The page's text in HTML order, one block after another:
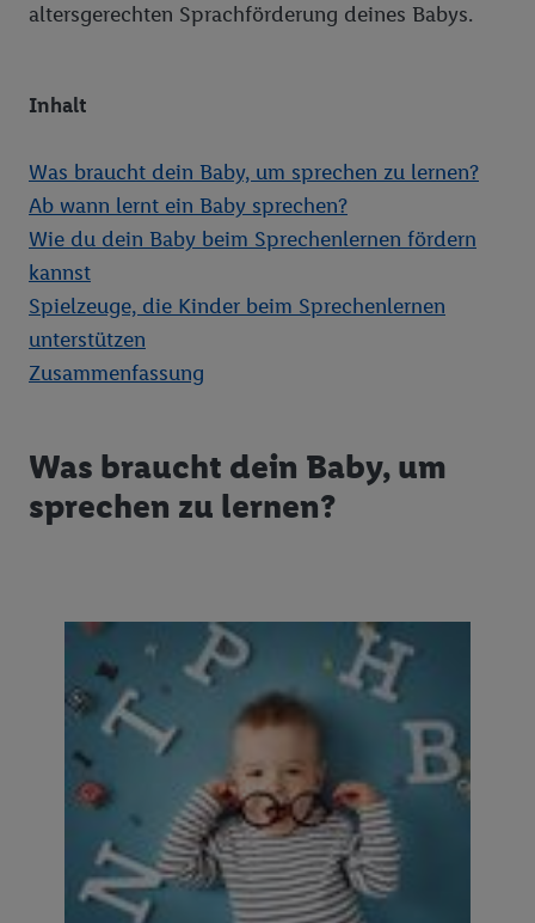
altersgerechten Sprachförderung deines Babys.
Inhalt
Was braucht dein Baby, um sprechen zu lernen?
Ab wann lernt ein Baby sprechen?
Wie du dein Baby beim Sprechenlernen fördern
kannst
Spielzeuge, die Kinder beim Sprechenlernen
unterstützen
Zusammenfassung
Was braucht dein Baby, um
sprechen zu lernen?